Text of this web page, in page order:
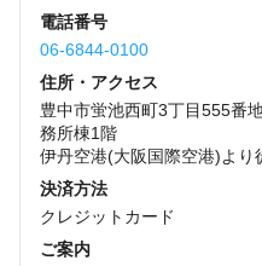
電話番号
06-6844-0100
住所・アクセス
豊中市蛍池西町3丁目555番
務所棟1階
伊丹空港(大阪国際空港)より
決済方法
クレジットカード
ご案内